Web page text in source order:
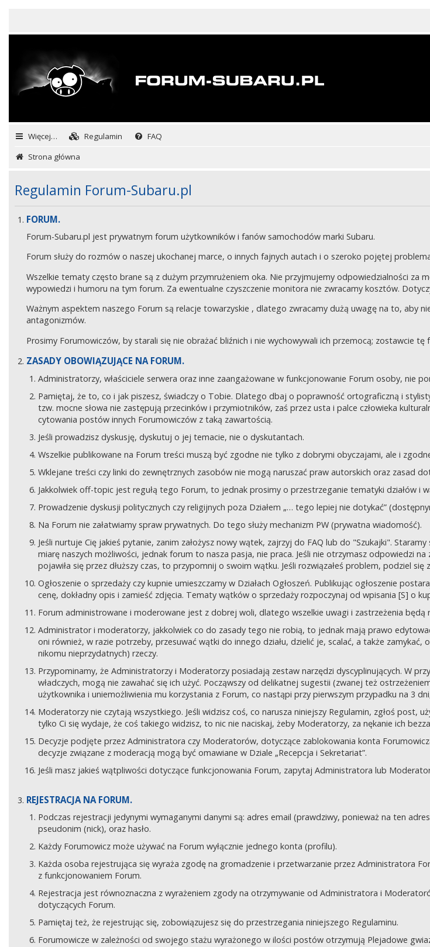
Więcej… Regulamin FAQ
Strona główna
Regulamin Forum-Subaru.pl
FORUM.
Forum-Subaru.pl jest prywatnym forum użytkowników i fanów samochodów marki Subaru.
Forum służy do rozmów o naszej ukochanej marce, o innych fajnych autach i o szeroko pojętej
Wszelkie tematy często brane są z dużym przymrużeniem oka. Nie przyjmujemy odpowiedzialności za
wypowiedzi i humoru na tym forum. Za ewentualne czyszczenie monitora nie zwracamy kosztów.
Ważnym aspektem naszego Forum są relacje towarzyskie , dlatego zwracamy dużą uwagę na to, aby
antagonizmów.
Prosimy Forumowiczów, by starali się nie obrażać bliźnich i nie wychowywali ich przemocą; zostawcie
ZASADY OBOWIĄZUJĄCE NA FORUM.
Administratorzy, właściciele serwera oraz inne zaangażowane w funkcjonowanie Forum osoby, nie
Pamiętaj, że to, co i jak piszesz, świadczy o Tobie. Dlatego dbaj o poprawność ortograficzną i
tzw. mocne słowa nie zastępują przecinków i przymiotników, zaś przez usta i palce człowieka
cytowania postów innych Forumowiczów z taką zawartością.
Jeśli prowadzisz dyskusję, dyskutuj o jej temacie, nie o dyskutantach.
Wszelkie publikowane na Forum treści muszą być zgodne nie tylko z dobrymi obyczajami, ale i
Wklejane treści czy linki do zewnętrznych zasobów nie mogą naruszać praw autorskich oraz zasad
Jakkolwiek off-topic jest regułą tego Forum, to jednak prosimy o przestrzeganie tematyki działów i
Prowadzenie dyskusji politycznych czy religijnych poza Działem „… tego lepiej nie dotykać”
Na Forum nie załatwiamy spraw prywatnych. Do tego służy mechanizm PW (prywatna wiadomość).
Jeśli nurtuje Cię jakieś pytanie, zanim założysz nowy wątek, zajrzyj do FAQ lub do "Szukajki".
miarę naszych możliwości, jednak forum to nasza pasja, nie praca. Jeśli nie otrzymasz odpowiedzi
pojawiła się przez dłuższy czas, to przypomnij o swoim wątku. Jeśli rozwiązałeś problem, podziel się
Ogłoszenie o sprzedaży czy kupnie umieszczamy w Działach Ogłoszeń. Publikując ogłoszenie
cenę, dokładny opis i zamieść zdjęcia. Tematy wątków o sprzedaży rozpoczynaj od wpisania [S] o
Forum administrowane i moderowane jest z dobrej woli, dlatego wszelkie uwagi i zastrzeżenia będą
Administrator i moderatorzy, jakkolwiek co do zasady tego nie robią, to jednak mają prawo
oni również, w razie potrzeby, przesuwać wątki do innego działu, dzielić je, scalać, a także
nikomu nieprzydatnych) rzeczy.
Przypominamy, że Administratorzy i Moderatorzy posiadają zestaw narzędzi dyscyplinujących. W
władczych, mogą nie zawahać się ich użyć. Począwszy od delikatnej sugestii (zwanej też
użytkownika i uniemożliwienia mu korzystania z Forum, co nastąpi przy pierwszym przypadku na 3
Moderatorzy nie czytają wszystkiego. Jeśli widzisz coś, co narusza niniejszy Regulamin, zgłoś post,
tylko Ci się wydaje, że coś takiego widzisz, to nic nie naciskaj, żeby Moderatorzy, za nękanie ich
Decyzje podjęte przez Administratora czy Moderatorów, dotyczące zablokowania konta
decyzje związane z moderacją mogą być omawiane w Dziale „Recepcja i Sekretariat”.
Jeśli masz jakieś wątpliwości dotyczące funkcjonowania Forum, zapytaj Administratora lub
REJESTRACJA NA FORUM.
Podczas rejestracji jedynymi wymaganymi danymi są: adres email (prawdziwy, ponieważ na ten
pseudonim (nick), oraz hasło.
Każdy Forumowicz może używać na Forum wyłącznie jednego konta (profilu).
Każda osoba rejestrująca się wyraża zgodę na gromadzenie i przetwarzanie przez Administratora
z funkcjonowaniem Forum.
Rejestracja jest równoznaczna z wyrażeniem zgody na otrzymywanie od Administratora i
dotyczących Forum.
Pamiętaj też, że rejestrując się, zobowiązujesz się do przestrzegania niniejszego Regulaminu.
Forumowicze w zależności od swojego stażu wyrażonego w ilości postów otrzymują Plejadowe